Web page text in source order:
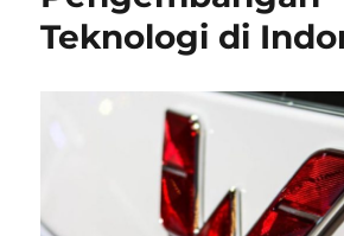
Teknologi di